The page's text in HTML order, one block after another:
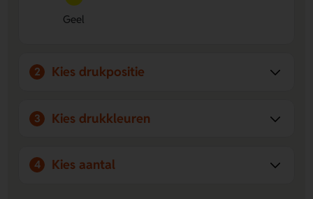
Geel
2 Kies drukpositie
3 Kies drukkleuren
4 Kies aantal